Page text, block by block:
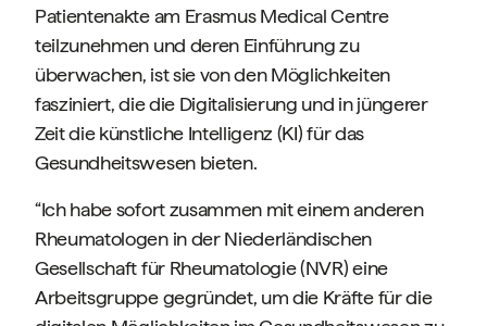
Patientenakte am Erasmus Medical Centre
teilzunehmen und deren Einführung zu
überwachen, ist sie von den Möglichkeiten
fasziniert, die die Digitalisierung und in jüngerer
Zeit die künstliche Intelligenz (KI) für das
Gesundheitswesen bieten.
“Ich habe sofort zusammen mit einem anderen
Rheumatologen in der Niederländischen
Gesellschaft für Rheumatologie (NVR) eine
Arbeitsgruppe gegründet, um die Kräfte für die